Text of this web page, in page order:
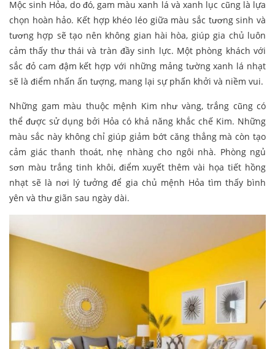
Mộc sinh Hỏa, do đó, gam màu xanh lá và xanh lục cũng là lựa
chọn hoàn hảo. Kết hợp khéo léo giữa màu sắc tương sinh và
tương hợp sẽ tạo nên không gian hài hòa, giúp gia chủ luôn
cảm thấy thư thái và tràn đầy sinh lực. Một phòng khách với
sắc đỏ cam đậm kết hợp với những mảng tường xanh lá nhạt
sẽ là điểm nhấn ấn tượng, mang lại sự phấn khởi và niềm vui.
Những gam màu thuộc mệnh Kim như vàng, trắng cũng có
thể được sử dụng bởi Hỏa có khả năng khắc chế Kim. Những
màu sắc này không chỉ giúp giảm bớt căng thẳng mà còn tạo
cảm giác thanh thoát, nhẹ nhàng cho ngôi nhà. Phòng ngủ
sơn màu trắng tinh khôi, điểm xuyết thêm vài họa tiết hồng
nhạt sẽ là nơi lý tưởng để gia chủ mệnh Hỏa tìm thấy bình
yên và thư giãn sau ngày dài.